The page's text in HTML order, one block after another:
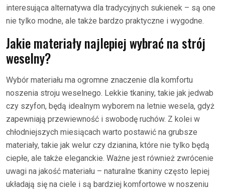
interesująca alternatywa dla tradycyjnych sukienek – są one
nie tylko modne, ale także bardzo praktyczne i wygodne.
Jakie materiały najlepiej wybrać na strój
weselny?
Wybór materiału ma ogromne znaczenie dla komfortu
noszenia stroju weselnego. Lekkie tkaniny, takie jak jedwab
czy szyfon, będą idealnym wyborem na letnie wesela, gdyż
zapewniają przewiewność i swobodę ruchów. Z kolei w
chłodniejszych miesiącach warto postawić na grubsze
materiały, takie jak welur czy dzianina, które nie tylko będą
ciepłe, ale także eleganckie. Ważne jest również zwrócenie
uwagi na jakość materiału – naturalne tkaniny często lepiej
układają się na ciele i są bardziej komfortowe w noszeniu